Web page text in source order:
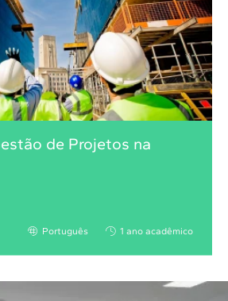
de Projetos na
Português 1 ano acadêmico